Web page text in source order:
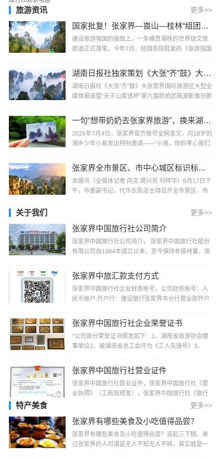
旅游资讯 更多>>
国家批复！张家界—崀山—桂林“组团出道”，被列为全国重点培育旅游廊带
建设旅游强国的版图上，一条横贯湘桂的世界级文旅
廊道正式落笔。今年7月，经国务院批复的《旅游强国
湖南日报社独家策划《大张“齐”鼓》大张家界国际旅游区大型全媒体报道即将启动
湖南日报社《大张“齐”鼓》大张家界国际旅游区大型全
媒体报道暨“天子山索道杯”第九届航拍武陵源影像创新
一句“想带奶奶去张家界旅游”，换来湖南张家界全网的邀请
2026年7月4日，张家界官方账号全网发文，向18岁的
湘乡少年小易发出特别邀请——“小易，你的孝心我们
···
张家界全市景区、市中心城区标识标牌国际化建设专题会议召开
本报讯（全媒体记者 向文 庹兴亮 刘梓华）6月17日下
午，市委副书记、代市长陈澎主持召开全市景区、市
关于我们 更多>>
张家界中国旅行社公司简介
张家界中国旅行社公司简介， 张家界中国旅行社股份
有限公司自1984年成立以来，至今保持年接待量、旅
···
张家界中旅汇款支付方式
张家界中国旅行社企业财务账号，公司财务账号：人
民币账户:开户行：建设银行张家界市分行营业部开户
1520···
张家界中国旅行社企业荣誉证书
*公司部分荣誉证书颁发如下：1、湖南省旅游协会理
事单位2、被湖南省总工会评为《工人先锋号》3、
佳旅行···
张家界中国旅行社营业证件
张家界中国旅行社营业证件，张家界中国旅行社《营
业执照》（工商局颁发），张家界中国旅行社《旅行
特产美食 更多>>
张家界有哪些美食及小吃值得品尝？
张家界有哪些美食及小吃值得品尝？说起三下锅，来
过张家界的人可谓是无人不知无人不晓，其实就是一